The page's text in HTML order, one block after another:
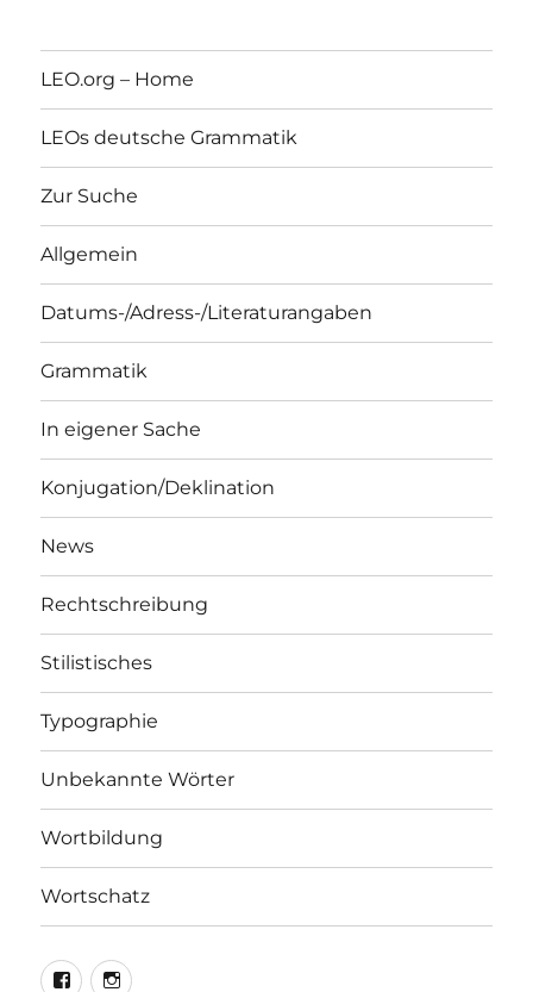
LEO.org – Home
LEOs deutsche Grammatik
Zur Suche
Allgemein
Datums-/Adress-/Literaturangaben
Grammatik
In eigener Sache
Konjugation/Deklination
News
Rechtschreibung
Stilistisches
Typographie
Unbekannte Wörter
Wortbildung
Wortschatz
LEO@Facebook
LEO@Instagram